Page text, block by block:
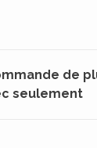
de
seulement